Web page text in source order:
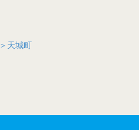
＞天城町